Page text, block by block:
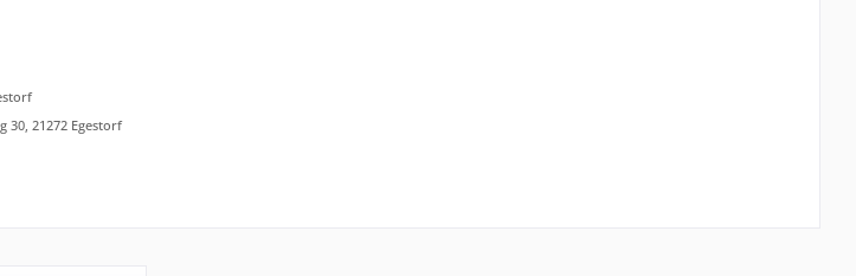
30, 21272 Egestorf